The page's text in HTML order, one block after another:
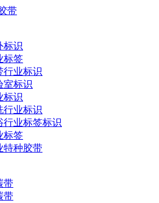
带
标识
标签
行业标识
室标识
标识
行业标识
行业标签标识
标签
特种胶带
带
带